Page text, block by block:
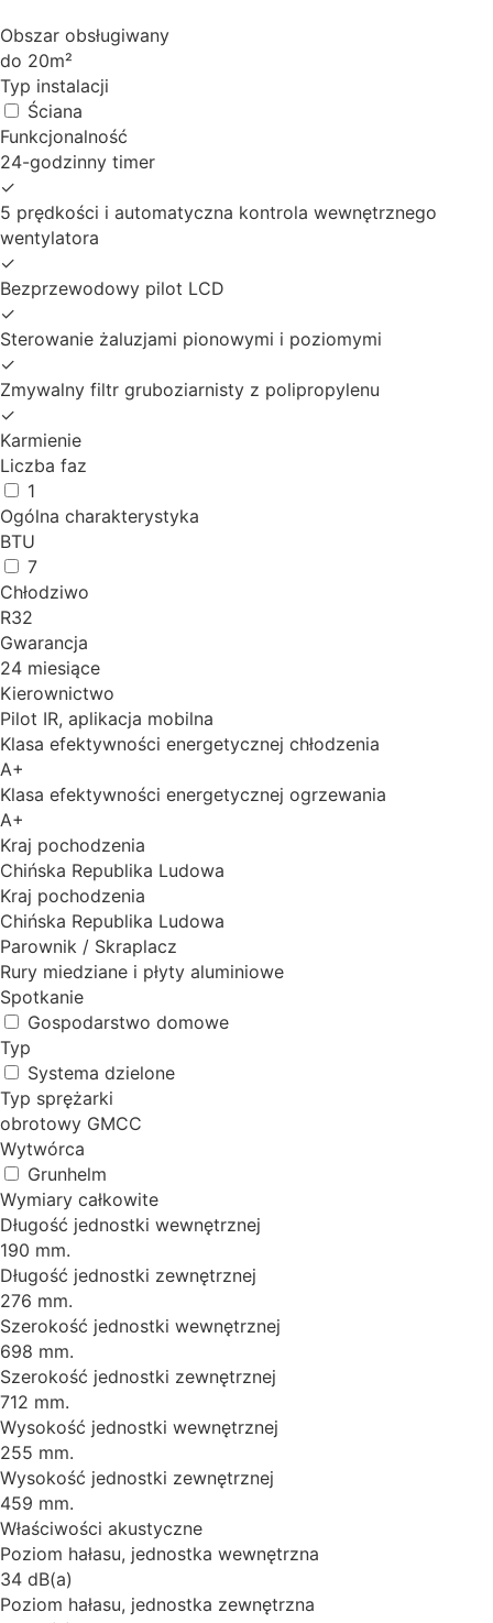
Obszar obsługiwany
do 20m²
Typ instalacji
Ściana
Funkcjonalność
24-godzinny timer
✓
5 prędkości i automatyczna kontrola wewnętrznego
wentylatora
✓
Bezprzewodowy pilot LCD
✓
Sterowanie żaluzjami pionowymi i poziomymi
✓
Zmywalny filtr gruboziarnisty z polipropylenu
✓
Karmienie
Liczba faz
1
Ogólna charakterystyka
BTU
7
Chłodziwo
R32
Gwarancja
24 miesiące
Kierownictwo
Pilot IR, aplikacja mobilna
Klasa efektywności energetycznej chłodzenia
А+
Klasa efektywności energetycznej ogrzewania
A+
Kraj pochodzenia
Chińska Republika Ludowa
Kraj pochodzenia
Chińska Republika Ludowa
Parownik / Skraplacz
Rury miedziane i płyty aluminiowe
Spotkanie
Gospodarstwo domowe
Typ
Systema dzielone
Typ sprężarki
obrotowy GMCC
Wytwórca
Grunhelm
Wymiary całkowite
Długość jednostki wewnętrznej
190 mm.
Długość jednostki zewnętrznej
276 mm.
Szerokość jednostki wewnętrznej
698 mm.
Szerokość jednostki zewnętrznej
712 mm.
Wysokość jednostki wewnętrznej
255 mm.
Wysokość jednostki zewnętrznej
459 mm.
Właściwości akustyczne
Poziom hałasu, jednostka wewnętrzna
34 dB(a)
Poziom hałasu, jednostka zewnętrzna